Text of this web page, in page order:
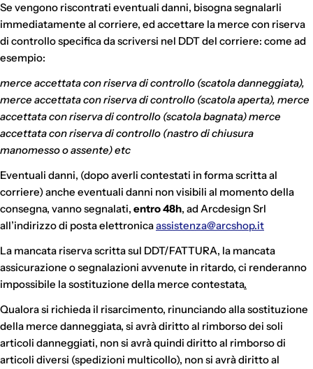
Se vengono riscontrati eventuali danni, bisogna segnalarli
immediatamente al corriere, ed accettare la merce con riserva
di controllo specifica da scriversi nel DDT del corriere: come ad
esempio:
merce accettata con riserva di controllo (scatola danneggiata),
merce accettata con riserva di controllo (scatola aperta), merce
accettata con riserva di controllo (scatola bagnata) merce
accettata con riserva di controllo (nastro di chiusura
manomesso o assente) etc
Eventuali danni, (dopo averli contestati in forma scritta al
corriere) anche eventuali danni non visibili al momento della
consegna, vanno segnalati, entro 48h, ad Arcdesign Srl
all’indirizzo di posta elettronicaassistenza@arcshop.it
La mancata riserva scritta sul DDT/FATTURA, la mancata
assicurazione o segnalazioni avvenute in ritardo, ci renderanno
impossibile la sostituzione della merce contestata.
Qualora si richieda il risarcimento, rinunciando alla sostituzione
della merce danneggiata, si avrà diritto al rimborso dei soli
articoli danneggiati, non si avrà quindi diritto al rimborso di
articoli diversi (spedizioni multicollo), non si avrà diritto al